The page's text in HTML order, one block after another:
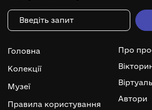
Головна
Колекції
Музеї
Правила користування
Про
Автори